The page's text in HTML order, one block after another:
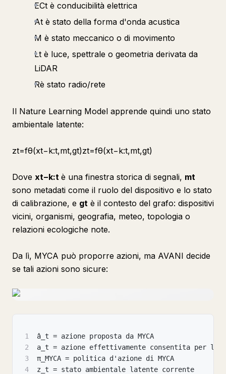
ECt è conducibilità elettrica
At è stato della forma d'onda acustica
M​ è stato meccanico o di movimento
Lt​ è luce, spettrale o geometria derivata da
LiDAR
R​è stato radio/rete
Il Nature Learning Model apprende quindi uno stato
ambientale latente:
zt​=fθ​(xt−k:t​,mt​,gt​)zt​=fθ​(xt−k:t​,mt​,gt​)
Dove xt−k:t è una finestra storica di segnali, mt
sono metadati come il ruolo del dispositivo e lo stato
di calibrazione, e gt ​ è il contesto del grafo: dispositivi
vicini, organismi, geografia, meteo, topologia o
relazioni ecologiche note.
Da lì, MYCA può proporre azioni, ma AVANI decide
se tali azioni sono sicure:
1
â_t = azione proposta da MYCA
2
a_t = azione effettivamente consentita per
3
π_MYCA = politica d'azione di MYCA
4
z_t = stato ambientale latente corrente